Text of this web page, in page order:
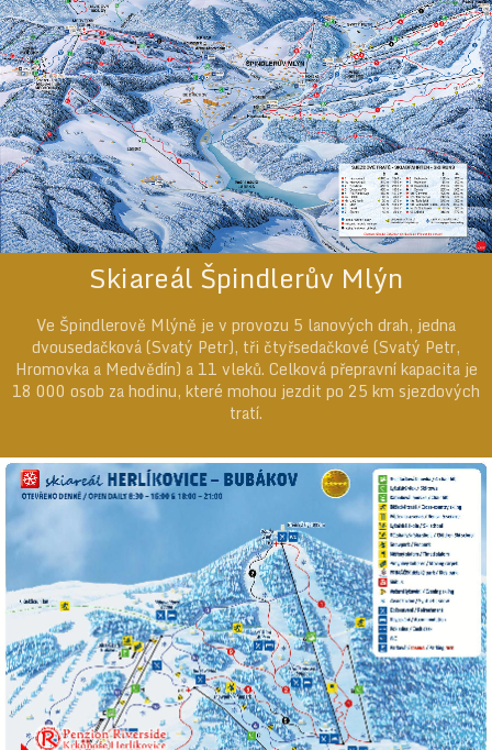
Skiareál Špindlerův Mlýn
Ve Špindlerově Mlýně je v provozu 5 lanových drah, jedna
dvousedačková (Svatý Petr), tři čtyřsedačkové (Svatý Petr,
Hromovka a Medvědín) a 11 vleků. Celková přepravní kapacita je
18 000 osob za hodinu, které mohou jezdit po 25 km sjezdových
tratí.